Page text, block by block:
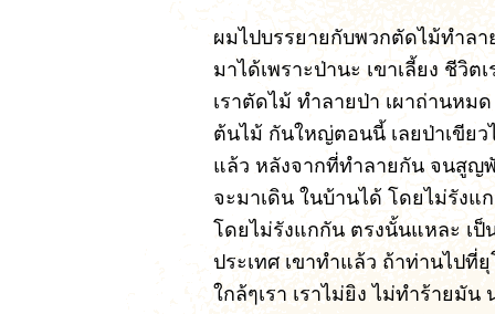
ผมไปบรรยายกับพวกตัดไม้ทำล
มาได้เพราะป่านะ เขาเลี้ยง ชีวิ
เราตัดไม้ ทำลายป่า เผาถ่านหม
ต้นไม้ กันใหญ่ตอนนี้ เลยป่าเขียว
แล้ว หลังจากที่ทำลายกัน จนสูญ
จะมาเดิน ในบ้านได้ โดยไม่รัง
โดยไม่รังแกกัน ตรงนั้นแหละ เ
ประเทศ เขาทำแล้ว ถ้าท่านไปที่
ใกล้ๆเรา เราไม่ยิง ไม่ทำร้ายมั